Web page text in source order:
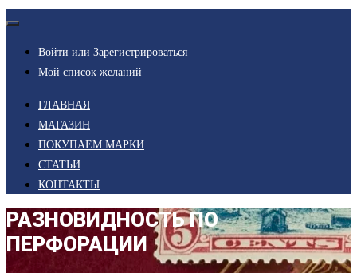
Войти или Зарегистрироваться
Мой список желаний
ГЛАВНАЯ
МАГАЗИН
ПОКУПАЕМ МАРКИ
СТАТЬИ
КОНТАКТЫ
РАЗНОВИДНОСТЬ ПО
ПЕРФОРАЦИИ